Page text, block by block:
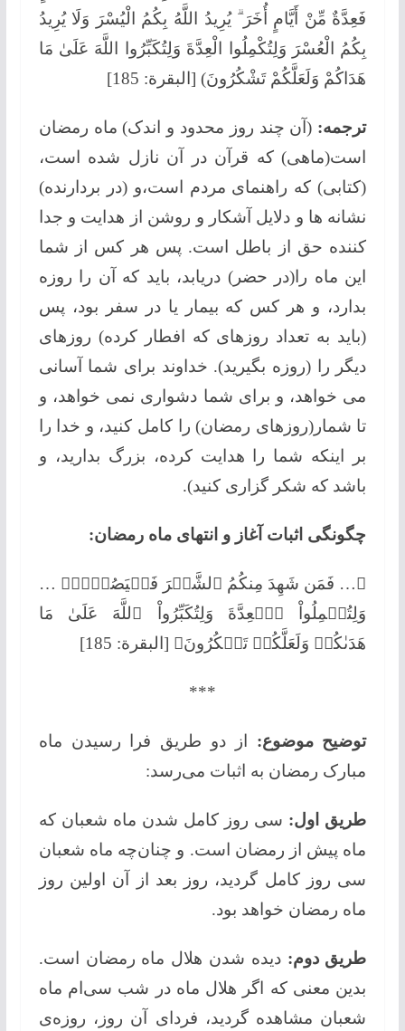
فَعِدَّةٌ مِّنْ أَيَّامٍ أُخَرَ ۗ يُرِيدُ اللَّهُ بِكُمُ الْيُسْرَ وَلَا يُرِيدُ
بِكُمُ الْعُسْرَ وَلِتُكْمِلُوا الْعِدَّةَ وَلِتُكَبِّرُوا اللَّهَ عَلَىٰ مَا
هَدَاكُمْ وَلَعَلَّكُمْ تَشْكُرُونَ) [البقرة: 185]
ترجمه: (آن چند روز محدود و اندک) ماه رمضان
است(ماهی) که قرآن در آن نازل شده است،
(کتابی) که راهنمای مردم است،و (در بردارنده)
نشانه ها و دلایل آشکار و روشن از هدایت و جدا
کننده حق از باطل است. پس هر کس از شما
این ماه را(در حضر) دریابد، باید که آن را روزه
بدارد، و هر کس که بیمار یا در سفر بود، پس
(باید به تعداد روزهای که افطار کرده) روزهای
دیگر را (روزه بگیرید). خداوند برای شما آسانی
می خواهد، و برای شما دشواری نمی خواهد، و
تا شمار(روزهای رمضان) را کامل کنید، و خدا را
بر اینکه شما را هدایت کرده، بزرگ بدارید، و
باشد که شکر گزاری کنید).
چگونگی اثبات آغاز و انتهای ماه رمضان:
﴿… فَمَن شَهِدَ مِنكُمُ ٱلشَّهۡرَ فَلۡيَصُمۡهُۖ …
وَلِتُكۡمِلُواْ ٱلۡعِدَّةَ وَلِتُكَبِّرُواْ ٱللَّهَ عَلَىٰ مَا
هَدَىٰكُمۡ وَلَعَلَّكُمۡ تَشۡكُرُونَ﴾ [البقرة: 185]
***
توضیح موضوع: از دو طریق فرا رسیدن ماه
مبارک رمضان به اثبات می‌رسد:
طریق اول: سی روز کامل شدن ماه شعبان که
ماه پیش از رمضان است. و چنان‌چه ماه شعبان
سی روز کامل گردید، روز بعد از آن اولین روز
ماه رمضان خواهد بود.
طریق دوم: دیده شدن هلال ماه رمضان است.
بدین معنی که اگر هلال ماه در شب سی‌ام ماه
شعبان مشاهده گردید، فردای آن روز، روزه‌ی